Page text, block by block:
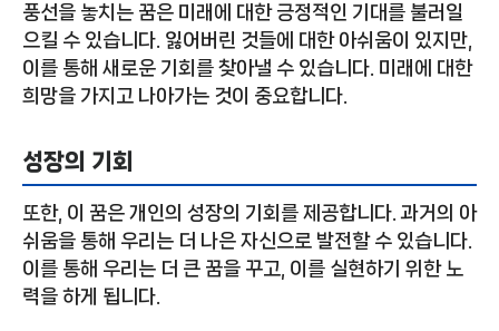
풍선을 놓치는 꿈은 미래에 대한 긍정적인 기대를 불러일
으킬 수 있습니다. 잃어버린 것들에 대한 아쉬움이 있지만,
이를 통해 새로운 기회를 찾아낼 수 있습니다. 미래에 대한
희망을 가지고 나아가는 것이 중요합니다.
성장의 기회
또한, 이 꿈은 개인의 성장의 기회를 제공합니다. 과거의 아
쉬움을 통해 우리는 더 나은 자신으로 발전할 수 있습니다.
이를 통해 우리는 더 큰 꿈을 꾸고, 이를 실현하기 위한 노
력을 하게 됩니다.